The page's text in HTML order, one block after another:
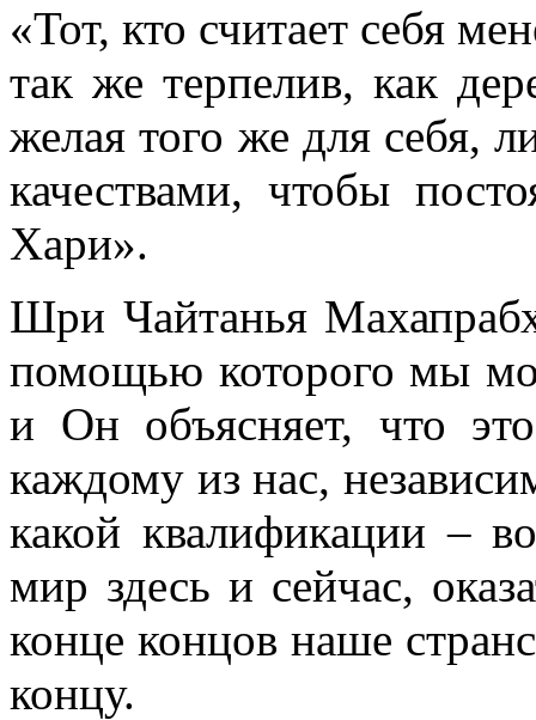
«Тот, кто считает себя
так же терпелив, как
желая того же для себя,
качествами, чтобы
Хари».
Шри Чайтанья
помощью которого мы
и Он объясняет, что
каждому из нас,
какой квалификации –
мир здесь и сейчас,
конце концов наше
концу.